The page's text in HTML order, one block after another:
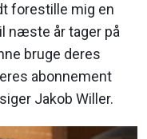
forestille mig en
næste år tager på
bruge deres
abonnement
Jakob Willer.